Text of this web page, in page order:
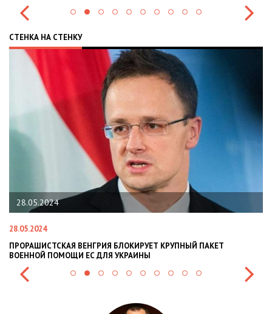
СТЕНКА НА СТЕНКУ
28.05.2024
28.05.2024
ПРОРАШИСТСКАЯ ВЕНГРИЯ БЛОКИРУЕТ КРУПНЫЙ ПАКЕТ
ВОЕННОЙ ПОМОЩИ ЕС ДЛЯ УКРАИНЫ